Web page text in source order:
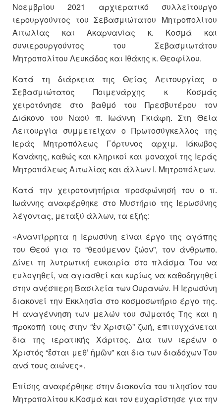
Νοεμβρίου 2021 αρχιερατικό συλλείτουργο
ιερουργούντος του Σεβασμιώτατου Μητροπολίτου
Αιτωλίας και Ακαρνανίας κ. Κοσμά και
συνιερουργούντος του Σεβασμιωτάτου
Μητροπολίτου Λευκάδος και Ιθάκης κ. Θεοφίλου.
Κατά τη διάρκεια της Θείας Λειτουργίας ο
Σεβασμιώτατος Ποιμενάρχης κ Κοσμάς
χειροτόνησε στο βαθμό του Πρεσβυτέρου τον
Διάκονο του Ναού π. Ιωάννη Γκιάφη. Στη Θεία
Λειτουργία συμμετείχαν ο Πρωτοσύγκελλος της
Ιεράς Μητροπόλεως Γόρτυνος αρχιμ. Ιάκωβος
Κανάκης, καθώς και κληρικοί και μοναχοί της Ιεράς
Μητροπόλεως Αιτωλίας και άλλων Ι. Μητροπόλεων.
Κατά την χειροτονητήρια προσφώνησή του ο π.
Ιωάννης αναφέρθηκε στο Μυστήριο της Ιερωσύνης
λέγοντας, μεταξύ άλλων, τα εξής:
«Αναντίρρητα η Ιερωσύνη είναι έργο της αγάπης
του Θεού για το “θεούμενον ζώον”, τον άνθρωπο.
Δίνει τη λυτρωτική ευκαιρία στο πλάσμα Του να
ευλογηθεί, να αγιασθεί και κυρίως να καθοδηγηθεί
στην ανέσπερη Βασιλεία των Ουρανών. Η Ιερωσύνη
διακονεί την Εκκλησία στο κοσμοσωτήριο έργο της.
Η αναγέννηση των μελών του σώματός Της και η
προκοπή τους στην “ἐν Χριστῷ” ζωή, επιτυγχάνεται
δια της ιερατικής Χάριτος. Δια των ιερέων ο
Χριστός “ἔσται μεθ’ ἡμῶν” και δια των διαδόχων Του
ανά τους αιώνες».
Επίσης αναφέρθηκε στην διακονία του πλησίον του
Μητροπολίτου κ.Κοσμά και τον ευχαρίστησε για την